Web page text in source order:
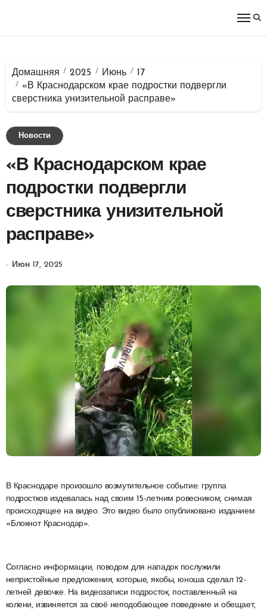
Домашняя 2025 Июнь
17
«В Краснодарском крае подростки подвергли
сверстника унизительной расправе»
Новости
«В Краснодарском крае
подростки подвергли
сверстника унизительной
расправе»
Июн 17, 2025
В Краснодаре произошло возмутительное событие: группа
подростков издевалась над своим 15-летним ровесником, снимая
происходящее на видео. Это видео было опубликовано изданием
«Блокнот Краснодар».
Согласно информации, поводом для нападок послужили
непристойные предложения, которые, якобы, юноша сделал 12-
летней девочке. На видеозаписи подросток, поставленный на
колени, извиняется за своё неподобающее поведение и обещает,